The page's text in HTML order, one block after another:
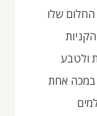
שלו
ולטבע
במכה אחת